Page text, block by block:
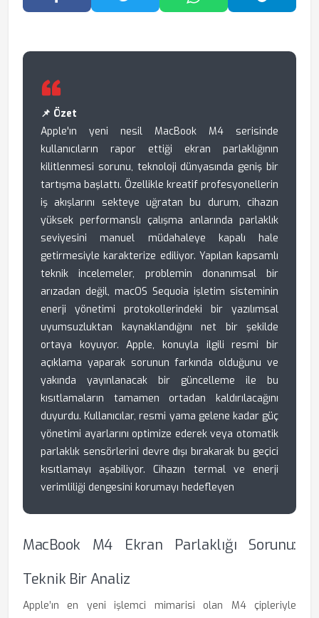
Facebook'ta PaylaşTwitter'da PaylaşWhatsApp'ta Paylaş
📌 Özet
Apple'ın yeni nesil MacBook M4 serisinde
kullanıcıların rapor ettiği ekran parlaklığının
kilitlenmesi sorunu, teknoloji dünyasında geniş bir
tartışma başlattı. Özellikle kreatif profesyonellerin
iş akışlarını sekteye uğratan bu durum, cihazın
yüksek performanslı çalışma anlarında parlaklık
seviyesini manuel müdahaleye kapalı hale
getirmesiyle karakterize ediliyor. Yapılan kapsamlı
teknik incelemeler, problemin donanımsal bir
arızadan değil, macOS Sequoia işletim sisteminin
enerji yönetimi protokollerindeki bir yazılımsal
uyumsuzluktan kaynaklandığını net bir şekilde
ortaya koyuyor. Apple, konuyla ilgili resmi bir
açıklama yaparak sorunun farkında olduğunu ve
yakında yayınlanacak bir güncelleme ile bu
kısıtlamaların tamamen ortadan kaldırılacağını
duyurdu. Kullanıcılar, resmi yama gelene kadar güç
yönetimi ayarlarını optimize ederek veya otomatik
parlaklık sensörlerini devre dışı bırakarak bu geçici
kısıtlamayı aşabiliyor. Cihazın termal ve enerji
verimliliği dengesini korumayı hedefleyen
MacBook M4 Ekran Parlaklığı Sorunu:
Teknik Bir Analiz
Apple’ın en yeni işlemci mimarisi olan M4 çipleriyle